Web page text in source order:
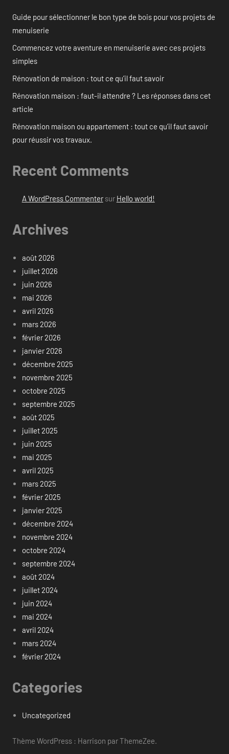
Guide pour sélectionner le bon type de bois pour vos projets de
menuiserie
Commencez votre aventure en menuiserie avec ces projets
simples
Rénovation de maison : tout ce qu’il faut savoir
Rénovation maison : faut-il attendre ? Les réponses dans cet
article
Rénovation maison ou appartement : tout ce qu’il faut savoir
pour réussir vos travaux.
Recent Comments
A WordPress Commentersur Hello world!
Archives
août 2026
juillet 2026
juin 2026
mai 2026
avril 2026
mars 2026
février 2026
janvier 2026
décembre 2025
novembre 2025
octobre 2025
septembre 2025
août 2025
juillet 2025
juin 2025
mai 2025
avril 2025
mars 2025
février 2025
janvier 2025
décembre 2024
novembre 2024
octobre 2024
septembre 2024
août 2024
juillet 2024
juin 2024
mai 2024
avril 2024
mars 2024
février 2024
Categories
Uncategorized
Thème WordPress : Harrison par ThemeZee.